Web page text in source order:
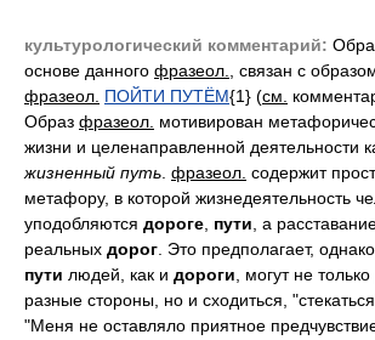
культурологический комментарий:
основе данного фразеол.
, связан с
фразеол. ПОЙТИ ПУТЁМ{1} (см.
Образ фразеол. мотивирован
жизни и целенаправленной деятельности
жизненный путь фразеол. содержит
метафору, в которой жизнедеятельность
уподобляются дороге пути , а
реальных дорог . Это предполагает,
пути людей, как и дороги , могут не только
разные стороны, но и сходиться,
"Меня не оставляло приятное